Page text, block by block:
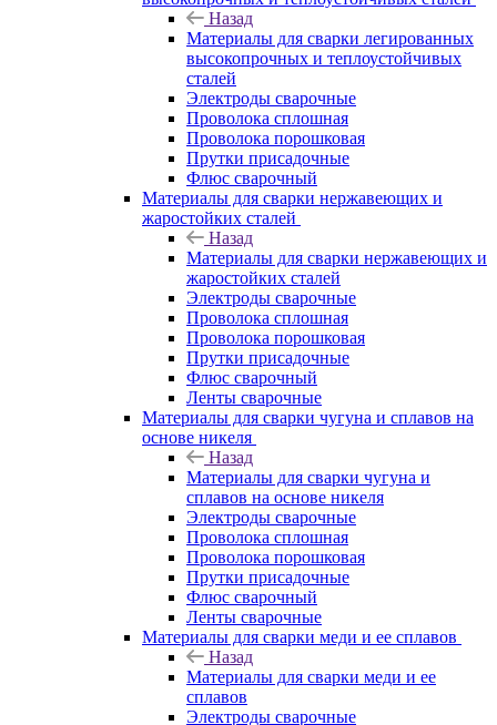
Назад
Материалы для сварки легированных
высокопрочных и теплоустойчивых
сталей
Электроды сварочные
Проволока сплошная
Проволока порошковая
Прутки присадочные
Флюс сварочный
Материалы для сварки нержавеющих и
жаростойких сталей
Назад
Материалы для сварки нержавеющих и
жаростойких сталей
Электроды сварочные
Проволока сплошная
Проволока порошковая
Прутки присадочные
Флюс сварочный
Ленты сварочные
Материалы для сварки чугуна и сплавов на
основе никеля
Назад
Материалы для сварки чугуна и
сплавов на основе никеля
Электроды сварочные
Проволока сплошная
Проволока порошковая
Прутки присадочные
Флюс сварочный
Ленты сварочные
Материалы для сварки меди и ее сплавов
Назад
Материалы для сварки меди и ее
сплавов
Электроды сварочные